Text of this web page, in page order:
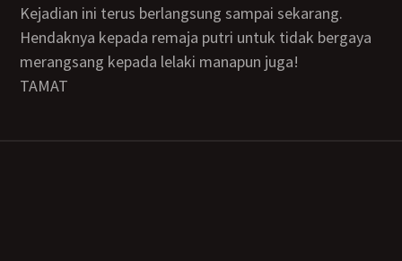
Kejadian ini terus berlangsung sampai sekarang.
Hendaknya kepada remaja putri untuk tidak bergaya
merangsang kepada lelaki manapun juga!
TAMAT